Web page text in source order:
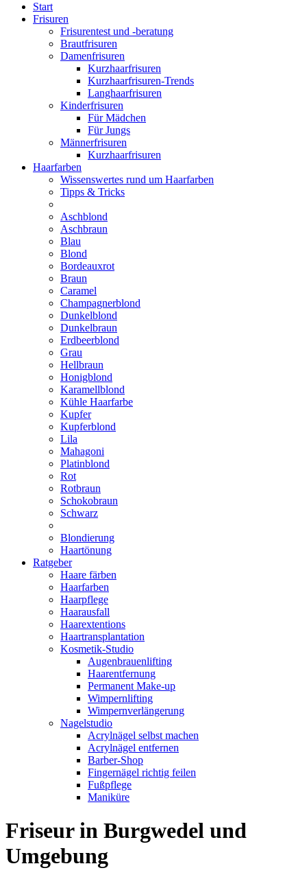
Start
Frisuren
Frisurentest und -beratung
Brautfrisuren
Damenfrisuren
Kurzhaarfrisuren
Kurzhaarfrisuren-Trends
Langhaarfrisuren
Kinderfrisuren
Für Mädchen
Für Jungs
Männerfrisuren
Kurzhaarfrisuren
Haarfarben
Wissenswertes rund um Haarfarben
Tipps & Tricks
Aschblond
Aschbraun
Blau
Blond
Bordeauxrot
Braun
Caramel
Champagnerblond
Dunkelblond
Dunkelbraun
Erdbeerblond
Grau
Hellbraun
Honigblond
Karamellblond
Kühle Haarfarbe
Kupfer
Kupferblond
Lila
Mahagoni
Platinblond
Rot
Rotbraun
Schokobraun
Schwarz
Blondierung
Haartönung
Ratgeber
Haare färben
Haarfarben
Haarpflege
Haarausfall
Haarextentions
Haartransplantation
Kosmetik-Studio
Augenbrauenlifting
Haarentfernung
Permanent Make-up
Wimpernlifting
Wimpernverlängerung
Nagelstudio
Acrylnägel selbst machen
Acrylnägel entfernen
Barber-Shop
Fingernägel richtig feilen
Fußpflege
Maniküre
Friseur in Burgwedel und
Umgebung